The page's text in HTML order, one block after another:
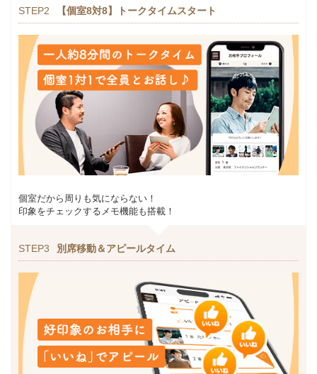
STEP2 【個室8対8】トークタイムスタート
個室だから周りも気にならない！
印象をチェックするメモ機能も搭載！
STEP3 別席移動＆アピールタイム